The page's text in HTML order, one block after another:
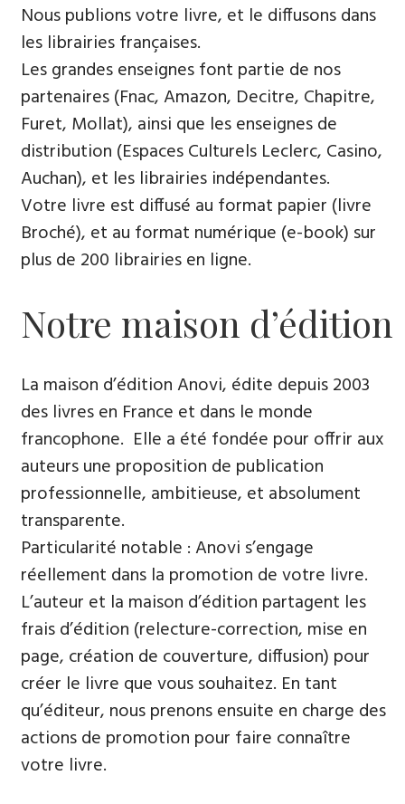
Nous publions votre livre, et le diffusons dans
les librairies françaises​.
Les grandes enseignes font partie de nos
partenaires (Fnac, Amazon, Decitre, Chapitre,
Furet, Mollat), ainsi que les enseignes de
distribution (Espaces Culturels Leclerc, Casino,
Auchan), et les librairies indépendantes.
Votre livre est diffusé au format papier (livre
Broché), et au format numérique (e-book) sur
plus de 200 librairies en ligne.
Notre maison d’édition
La maison d’édition Anovi, édite depuis 2003
des livres en France et dans le monde
francophone. Elle a été fondée pour offrir aux
auteurs une proposition de publication
professionnelle, ambitieuse, et absolument
transparente.
Particularité notable : Anovi s’engage
réellement dans la promotion de votre livre.
L’auteur et la maison d’édition partagent les
frais d’édition (relecture-correction, mise en
page, création de couverture, diffusion) pour
créer le livre que vous souhaitez. En tant
qu’éditeur, nous prenons ensuite en charge des
actions de promotion pour faire connaître
votre livre.